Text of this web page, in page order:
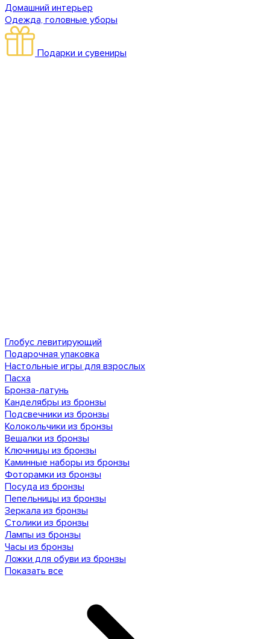
Домашний интерьер
Одежда, головные уборы
Подарки и сувениры
Глобус левитирующий
Подарочная упаковка
Настольные игры для взрослых
Пасха
Бронза-латунь
Канделябры из бронзы
Подсвечники из бронзы
Колокольчики из бронзы
Вешалки из бронзы
Ключницы из бронзы
Каминные наборы из бронзы
Фоторамки из бронзы
Посуда из бронзы
Пепельницы из бронзы
Зеркала из бронзы
Столики из бронзы
Лампы из бронзы
Часы из бронзы
Ложки для обуви из бронзы
Показать все